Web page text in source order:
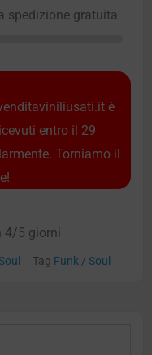
spedizione gratuita
è
entro il 29
Torniamo il
4/5 giorni
Tag Funk / Soul